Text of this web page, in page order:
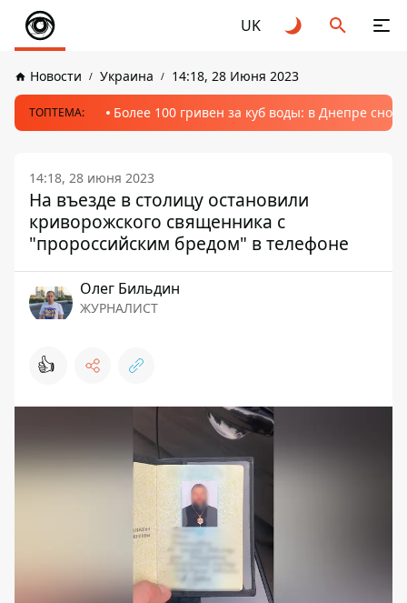
UK
Новости Украина 14:18, 28 Июня 2023
ТОПТЕМА: Более 100 гривен за куб воды: в Днепре
14:18, 28 июня 2023
На въезде в столицу остановили
криворожского священника с
"пророссийским бредом" в телефоне
Олег Бильдин
ЖУРНАЛИСТ
👍